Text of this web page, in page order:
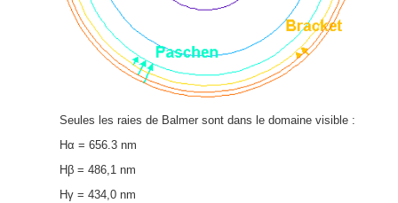
Seules les raies de Balmer sont dans le domaine visible :
Hα = 656.3 nm
Hβ = 486,1 nm
Hγ = 434,0 nm